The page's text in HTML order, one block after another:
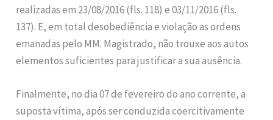
realizadas em 23/08/2016 (fls. 118) e 03/11/2016 (fls.
137). E, em total desobediência e violação as ordens
emanadas pelo MM. Magistrado, não trouxe aos autos
elementos suficientes para justificar a sua ausência.
Finalmente, no dia 07 de fevereiro do ano corrente, a
suposta vítima, após ser conduzida coercitivamente